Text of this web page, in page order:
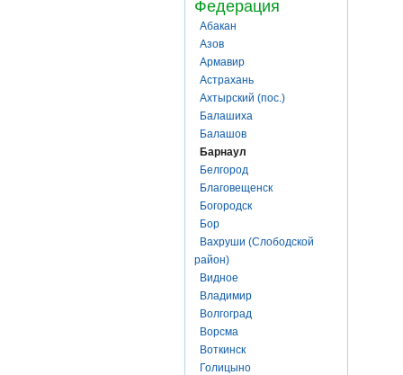
Федерация
Абакан
Азов
Армавир
Астрахань
Ахтырский (пос.)
Балашиха
Балашов
Барнаул
Белгород
Благовещенск
Богородск
Бор
Вахруши (Слободской
район)
Видное
Владимир
Волгоград
Ворсма
Воткинск
Голицыно